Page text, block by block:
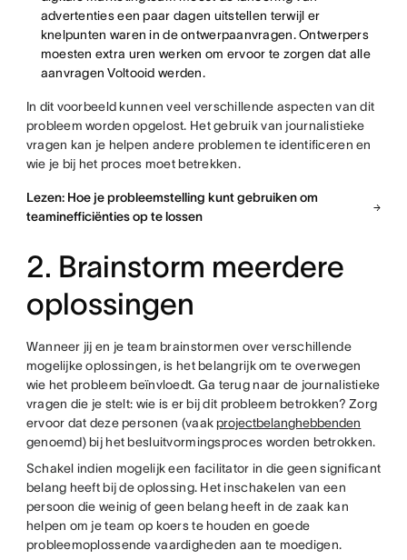
advertenties een paar dagen uitstellen terwijl er
knelpunten waren in de ontwerpaanvragen. Ontwerpers
moesten extra uren werken om ervoor te zorgen dat alle
aanvragen Voltooid werden.
In dit voorbeeld kunnen veel verschillende aspecten van dit
probleem worden opgelost. Het gebruik van journalistieke
vragen kan je helpen andere problemen te identificeren en
wie je bij het proces moet betrekken.
Lezen: Hoe je probleemstelling kunt gebruiken om
teaminefficiënties op te lossen
2. Brainstorm meerdere
oplossingen
Wanneer jij en je team brainstormen over verschillende
mogelijke oplossingen, is het belangrijk om te overwegen
wie het probleem beïnvloedt. Ga terug naar de journalistieke
vragen die je stelt: wie is er bij dit probleem betrokken? Zorg
ervoor dat deze personen (vaak projectbelanghebbenden
genoemd) bij het besluitvormingsproces worden betrokken.
Schakel indien mogelijk een facilitator in die geen significant
belang heeft bij de oplossing. Het inschakelen van een
persoon die weinig of geen belang heeft in de zaak kan
helpen om je team op koers te houden en goede
probleemoplossende vaardigheden aan te moedigen.